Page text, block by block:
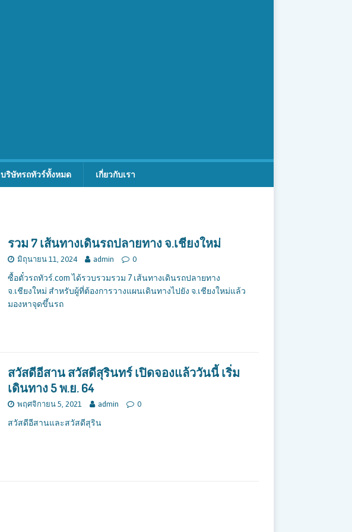
บริษัทรถทัวร์ทั้งหมด เกี่ยวกับเรา
รวม 7 เส้นทางเดินรถปลายทาง จ.เชียงใหม่
มิถุนายน 11, 2024 admin 0
ซื้อตั๋วรถทัวร์.com ได้รวบรวมรวม 7 เส้นทางเดินรถปลายทาง
จ.เชียงใหม่ สำหรับผู้ที่ต้องการวางแผนเดินทางไปยัง จ.เชียงใหม่แล้ว
มองหาจุดขึ้นรถ
สวัสดีอีสาน สวัสดีสุรินทร์ เปิดจองแล้ววันนี้ เริ่ม
เดินทาง 5 พ.ย. 64
พฤศจิกายน 5, 2021 admin 0
สวัสดีอีสานและสวัสดีสุริน